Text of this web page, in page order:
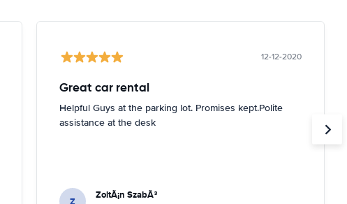
12-12-2020
Great car rental
Helpful Guys at the parking lot. Promises kept.Polite
assistance at the desk
Z ZoltÃ¡n SzabÃ³